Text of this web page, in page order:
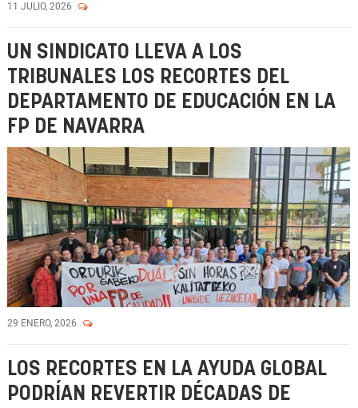
11 JULIO, 2026
UN SINDICATO LLEVA A LOS
TRIBUNALES LOS RECORTES DEL
DEPARTAMENTO DE EDUCACIÓN EN LA
FP DE NAVARRA
29 ENERO, 2026
LOS RECORTES EN LA AYUDA GLOBAL
PODRÍAN REVERTIR DÉCADAS DE